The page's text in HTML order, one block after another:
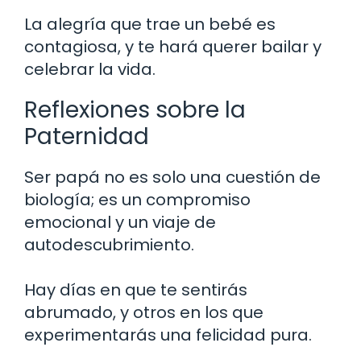
La alegría que trae un bebé es
contagiosa, y te hará querer bailar y
celebrar la vida.
Reflexiones sobre la
Paternidad
Ser papá no es solo una cuestión de
biología; es un compromiso
emocional y un viaje de
autodescubrimiento.
Hay días en que te sentirás
abrumado, y otros en los que
experimentarás una felicidad pura.